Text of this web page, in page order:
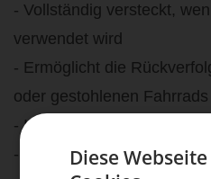
- Vollständig versteckt,
verwendet wird
- Ermöglicht die
oder gestohlenen Fahrrads
- Inklusive TR25
- Apple AirTag™ und
Diese